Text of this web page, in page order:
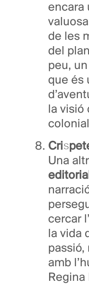
encara
de les
del
peu,
que és
la visió
Una
cercar
la vida
passió,
amb
Regina